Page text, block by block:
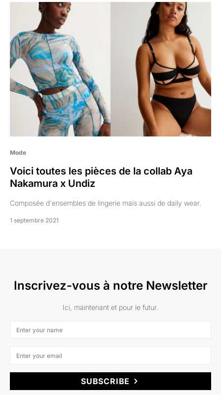
Mode
Voici toutes les pièces de la collab Aya
Nakamura x Undiz
Composée d'ensembles de lingerie mais aussi de daily wear.
1 septembre 2021
Inscrivez-vous à notre Newsletter
Ici, maintenant et pour le futur.
SUBSCRIBE